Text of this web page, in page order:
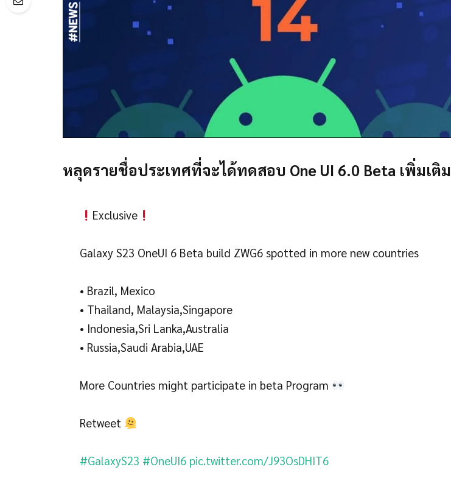
หลุดรายชื่อประเทศที่จะได้ทดสอบ One UI 6.0 Beta เพิ่มเติม
Exclusive
Galaxy S23 OneUI 6 Beta build ZWG6 spotted in more new countries
• Brazil, Mexico
• Thailand, Malaysia,Singapore
• Indonesia,Sri Lanka,Australia
• Russia,Saudi Arabia,UAE
More Countries might participate in beta Program
Retweet
#GalaxyS23 #OneUI6 pic.twitter.com/J93OsDHIT6